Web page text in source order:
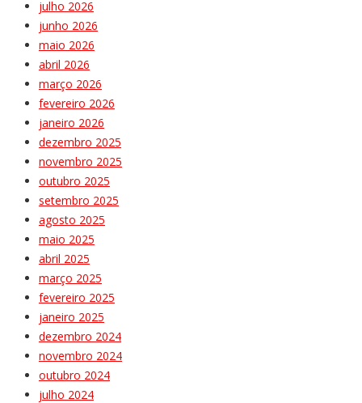
julho 2026
junho 2026
maio 2026
abril 2026
março 2026
fevereiro 2026
janeiro 2026
dezembro 2025
novembro 2025
outubro 2025
setembro 2025
agosto 2025
maio 2025
abril 2025
março 2025
fevereiro 2025
janeiro 2025
dezembro 2024
novembro 2024
outubro 2024
julho 2024